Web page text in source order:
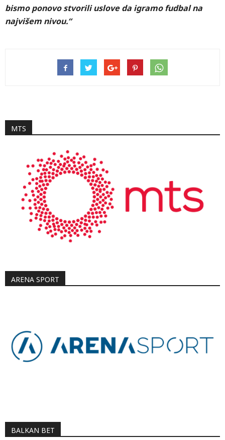
bismo ponovo stvorili uslove da igramo fudbal na
najvišem nivou.“
MTS
ARENA SPORT
BALKAN BET